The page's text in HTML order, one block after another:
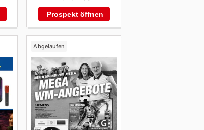
Prospekt öffnen
Abgelaufen